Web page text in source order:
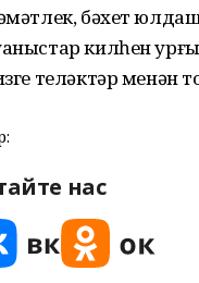
бәхет
килһен
теләктәр менән
нас